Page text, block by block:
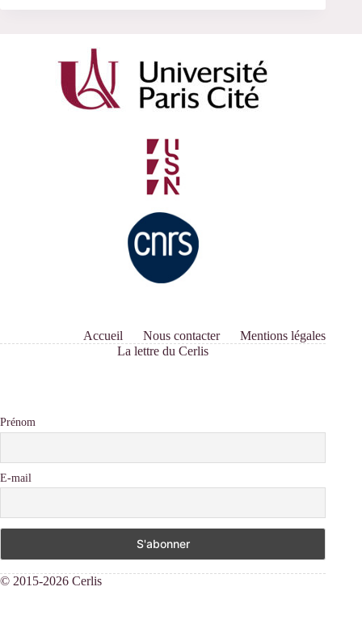
Accueil Nous contacter
Mentions légales
La lettre du Cerlis
Prénom
E-mail
© 2015-2026 Cerlis